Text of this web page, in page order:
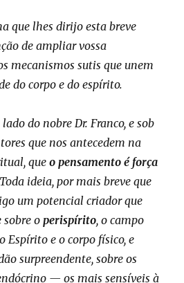
que lhes dirijo esta breve
de ampliar vossa
mecanismos sutis que unem
do corpo e do espírito.
do nobre Dr. Franco, e sob
que nos antecedem na
queo pensamento é força
ideia, por mais breve que
um potencial criador que
sobre operispírito, o campo
Espírito e o corpo físico, e
surpreendente, sobre os
— os mais sensíveis à